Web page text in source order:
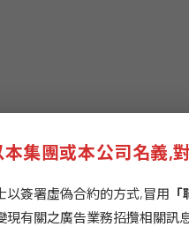
單，可顯現過去大半年
獲得晉升同仁的名單。
集團或本公司名義,
以簽署虛偽合約的方式,冒用
現有關之廣告業務招攬相關訊